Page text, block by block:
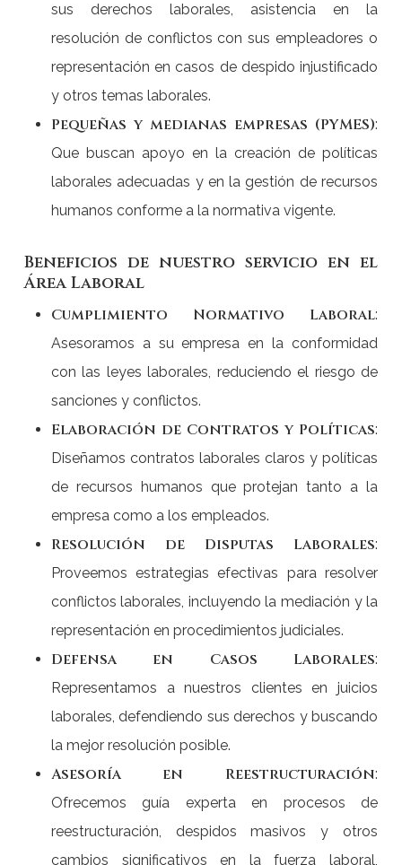
sus derechos laborales, asistencia en la
resolución de conflictos con sus empleadores o
representación en casos de despido injustificado
y otros temas laborales.
Pequeñas y medianas empresas (PYMES):
Que buscan apoyo en la creación de políticas
laborales adecuadas y en la gestión de recursos
humanos conforme a la normativa vigente.
Beneficios de nuestro servicio en el
Área Laboral
Cumplimiento Normativo Laboral:
Asesoramos a su empresa en la conformidad
con las leyes laborales, reduciendo el riesgo de
sanciones y conflictos.
Elaboración de Contratos y Políticas:
Diseñamos contratos laborales claros y políticas
de recursos humanos que protejan tanto a la
empresa como a los empleados.
Resolución de Disputas Laborales:
Proveemos estrategias efectivas para resolver
conflictos laborales, incluyendo la mediación y la
representación en procedimientos judiciales.
Defensa en Casos Laborales:
Representamos a nuestros clientes en juicios
laborales, defendiendo sus derechos y buscando
la mejor resolución posible.
Asesoría en Reestructuración:
Ofrecemos guía experta en procesos de
reestructuración, despidos masivos y otros
cambios significativos en la fuerza laboral,